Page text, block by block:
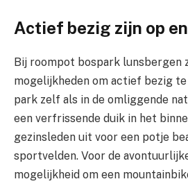
Actief bezig zijn op
Bij roompot bospark lunsbergen
mogelijkheden om actief bezig
park zelf als in de omliggende
een verfrissende duik in het
gezinsleden uit voor een potje
sportvelden. Voor de
mogelijkheid om een